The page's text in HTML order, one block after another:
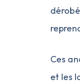
Ces
et les